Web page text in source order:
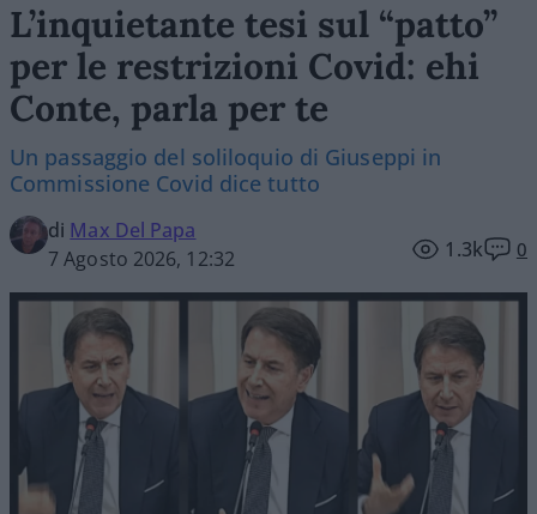
L’inquietante tesi sul “patto”
per le restrizioni Covid: ehi
Conte, parla per te
Un passaggio del soliloquio di Giuseppi in
Commissione Covid dice tutto
di Max Del Papa
7 Agosto 2026, 12:32
1.3k 0